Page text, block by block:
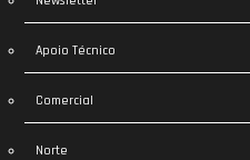
Apoio Técnico
Comercial
Norte